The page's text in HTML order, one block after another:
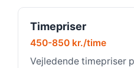
Timepriser
450-850 kr./time
Vejledende timepriser